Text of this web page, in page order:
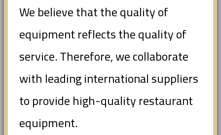
We believe that the quality of
equipment reflects the quality of
service. Therefore, we collaborate
with leading international suppliers
to provide high-quality restaurant
equipment.